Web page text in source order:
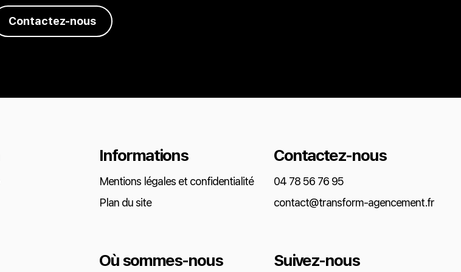
Contactez-nous
Informations
Mentions légales et confidentialité
Plan du site
Contactez-nous
04 78 56 76 95
contact@transform-agencement.fr
Où sommes-nous Suivez-nous